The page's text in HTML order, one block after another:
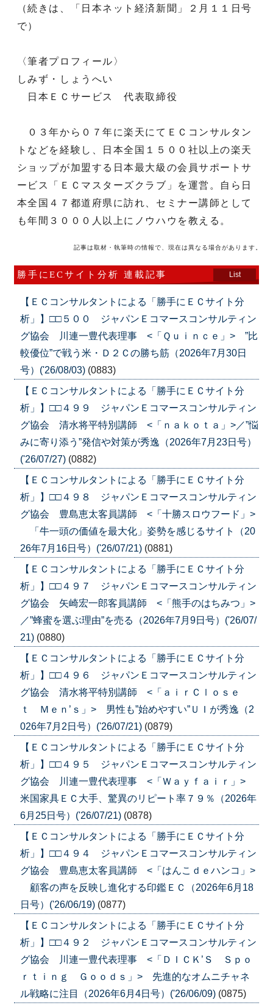
（続きは、「日本ネット経済新聞」２月１１日号
で）
〈筆者プロフィール〉
しみず・しょうへい
日本ＥＣサービス 代表取締役
０３年から０７年に楽天にてＥＣコンサルタン
トなどを経験し、日本全国１５００社以上の楽天
ショップが加盟する日本最大級の会員サポートサ
ービス「ＥＣマスターズクラブ」を運営。自ら日
本全国４７都道府県に訪れ、セミナー講師として
も年間３０００人以上にノウハウを教える。
記事は取材・執筆時の情報で、現在は異なる場合があります。
勝手にECサイト分析 連載記事 List
【ＥＣコンサルタントによる「勝手にＥＣサイト分
析」】□□５００ ジャパンＥコマースコンサルティン
グ協会 川連一豊代表理事 <「Ｑｕｉｎｃｅ」> ”比
較優位”で戦う米・Ｄ２Ｃの勝ち筋（2026年7月30日
号）('26/08/03) (0883)
【ＥＣコンサルタントによる「勝手にＥＣサイト分
析」】□□４９９ ジャパンＥコマースコンサルティン
グ協会 清水将平特別講師 <「ｎａｋｏｔａ」>／”悩
みに寄り添う”発信や対策が秀逸（2026年7月23日号）
('26/07/27) (0882)
【ＥＣコンサルタントによる「勝手にＥＣサイト分
析」】□□４９８ ジャパンＥコマースコンサルティン
グ協会 豊島恵太客員講師 <「十勝スロウフード」>
「牛一頭の価値を最大化」姿勢を感じるサイト（20
26年7月16日号）('26/07/21) (0881)
【ＥＣコンサルタントによる「勝手にＥＣサイト分
析」】□□４９７ ジャパンＥコマースコンサルティン
グ協会 矢崎宏一郎客員講師 <「熊手のはちみつ」>
／”蜂蜜を選ぶ理由”を売る（2026年7月9日号）('26/07/
21) (0880)
【ＥＣコンサルタントによる「勝手にＥＣサイト分
析」】□□４９６ ジャパンＥコマースコンサルティン
グ協会 清水将平特別講師 <「ａｉｒＣｌｏｓｅ
ｔ Ｍｅｎ’ｓ」> 男性も”始めやすい”ＵＩが秀逸（2
026年7月2日号）('26/07/21) (0879)
【ＥＣコンサルタントによる「勝手にＥＣサイト分
析」】□□４９５ ジャパンＥコマースコンサルティン
グ協会 川連一豊代表理事 <「Ｗａｙｆａｉｒ」>
米国家具ＥＣ大手、驚異のリピート率７９％（2026年
6月25日号）('26/07/21) (0878)
【ＥＣコンサルタントによる「勝手にＥＣサイト分
析」】□□４９４ ジャパンＥコマースコンサルティン
グ協会 豊島恵太客員講師 <「はんこｄｅハンコ」>
顧客の声を反映し進化する印鑑ＥＣ（2026年6月18
日号）('26/06/19) (0877)
【ＥＣコンサルタントによる「勝手にＥＣサイト分
析」】□□４９２ ジャパンＥコマースコンサルティン
グ協会 川連一豊代表理事 <「ＤＩＣＫ’Ｓ Ｓｐｏ
ｒｔｉｎｇ Ｇｏｏｄｓ」> 先進的なオムニチャネ
ル戦略に注目（2026年6月4日号）('26/06/09) (0875)